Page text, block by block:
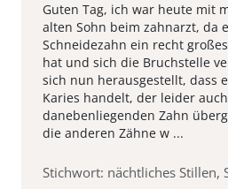
Guten Tag, ich war heute mit
alten Sohn beim zahnarzt, da
Schneidezahn ein recht
hat und sich die Bruchstelle
sich nun herausgestellt, dass
Karies handelt, der leider
danebenliegenden Zahn
die anderen Zähne w ...
Stichwort: nächtliches Stillen,